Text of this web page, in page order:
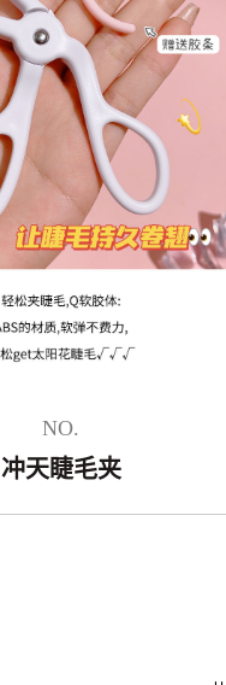
NO.
冲天睫毛夹